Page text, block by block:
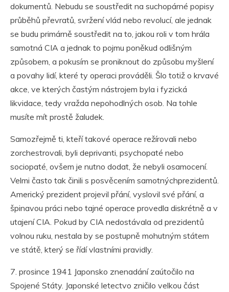
dokumentů. Nebudu se soustředit na suchopárné popisy
průběhů převratů, svržení vlád nebo revolucí, ale jednak
se budu primárně soustředit na to, jakou roli v tom hrála
samotná CIA a jednak to pojmu poněkud odlišným
způsobem, a pokusím se proniknout do způsobu myšlení
a povahy lidí, které ty operaci prováděli. Šlo totiž o krvavé
akce, ve kterých častým nástrojem byla i fyzická
likvidace, tedy vražda nepohodlných osob. Na tohle
musíte mít prostě žaludek.
Samozřejmě ti, kteří takové operace režírovali nebo
zorchestrovali, byli deprivanti, psychopaté nebo
sociopaté, ovšem je nutno dodat, že nebyli osamocení.
Velmi často tak činili s posvěcením samotnýchprezidentů.
Americký prezident projevil přání, vyslovil své přání, a
špinavou práci nebo tajné operace provedla diskrétně a v
utajení CIA. Pokud by CIA nedostávala od prezidentů
volnou ruku, nestala by se postupně mohutným státem
ve státě, který se řídí vlastními pravidly.
7. prosince 1941 Japonsko znenadání zaútočilo na
Spojené Státy. Japonské letectvo zničilo velkou část